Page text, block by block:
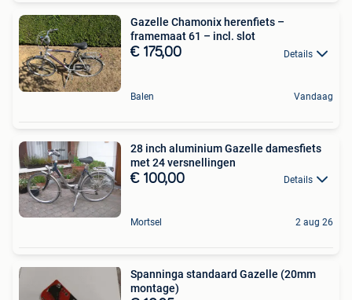
Gazelle Chamonix herenfiets –
framemaat 61 – incl. slot
€ 175,00 Details
Balen Vandaag
28 inch aluminium Gazelle damesfiets
met 24 versnellingen
€ 100,00 Details
Mortsel 2 aug 26
Spanninga standaard Gazelle (20mm
montage)